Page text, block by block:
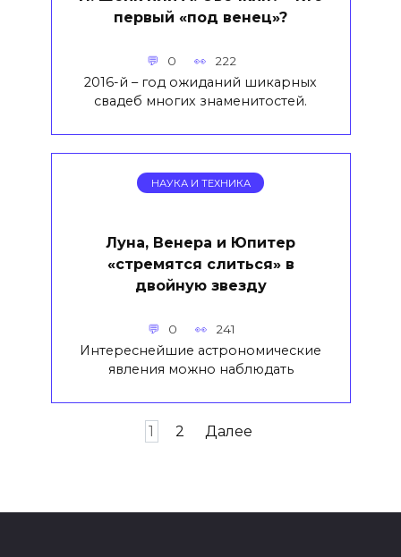
первый «под венец»?
0 222
2016-й – год ожиданий шикарных
свадеб многих знаменитостей.
НАУКА И ТЕХНИКА
Луна, Венера и Юпитер
«стремятся слиться» в
двойную звезду
0 241
Интереснейшие астрономические
явления можно наблюдать
1 2 Далее